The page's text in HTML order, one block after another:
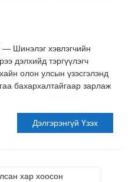
Шинэлэг хэвлэгчийн
дэлхийд тэргүүлэгч
олон улсын үзэсгэлэнд
бахархалтайгаар зарлаж
Дэлгэрэнгүй Үзэх